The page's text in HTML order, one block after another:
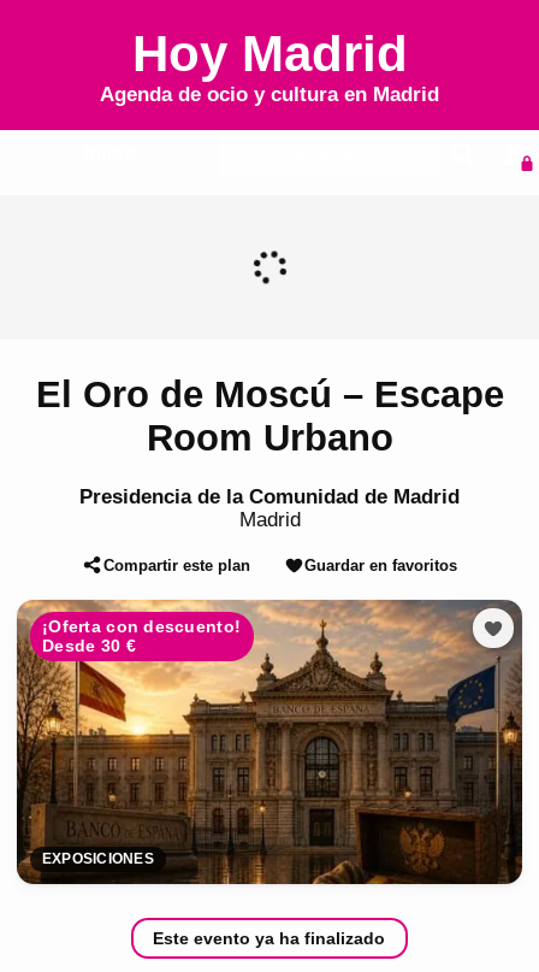
Hoy Madrid
Agenda de ocio y cultura en Madrid
El Oro de Moscú – Escape
Room Urbano
Presidencia de la Comunidad de Madrid
Madrid
Compartir este plan Guardar en favoritos
¡Oferta con descuento!
Desde 30 €
EXPOSICIONES
Este evento ya ha finalizado